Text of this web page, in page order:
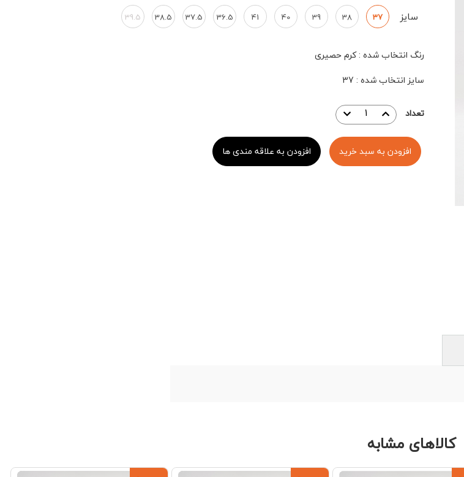
سایز 37
38
39
40
41
36.5
37.5
38.5
39.5
رنگ انتخاب شده :کرم حصیری
سایز انتخاب شده :
37
تعداد
افزودن به سبد خرید افزودن به علاقه مندی ها
کالاهای مشابه